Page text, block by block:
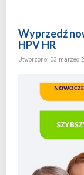
Wyprzedź
HPV HR
Utworzono: 03 marzec